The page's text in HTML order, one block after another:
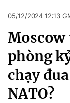
Chuyên mục
Chính trị
Xã hội
Pháp luật
Kinh tế
Thể thao
Truyền
Văn hóa -
Y tế
Đời sống
05/12/2024 12:13
Moscow
phòng
chạy
NATO?